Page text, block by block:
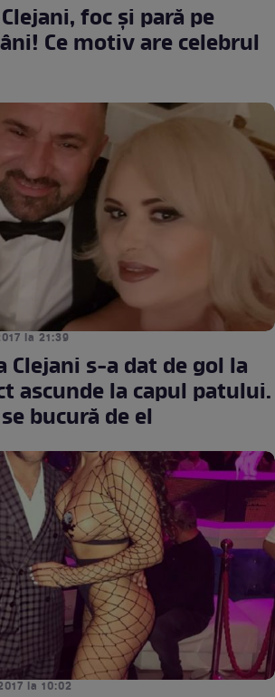
foc şi pară pe
Ce motiv are celebrul
la 21:39
Clejani s-a dat de gol la
ascunde la capul patului.
bucură de el
la 10:02